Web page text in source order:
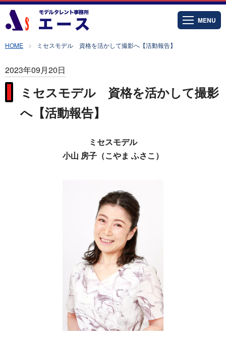
MENU
HOME ミセスモデル 資格を活かして撮影へ【活動報告】
2023年09月20日
ミセスモデル 資格を活かして撮影
へ【活動報告】
ミセスモデル
小山 房子（こやま ふさこ）